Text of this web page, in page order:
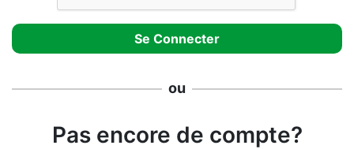
ou
Pas encore de compte?